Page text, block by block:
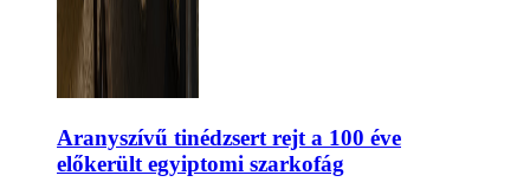
Aranyszívű tinédzsert rejt a 100 éve
előkerült egyiptomi szarkofág